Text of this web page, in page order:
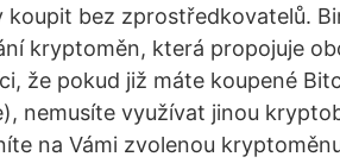
koupit bez zprostředkovatelů.
kryptoměn, která propojuje
že pokud již máte koupené
nemusíte využívat jinou
na Vámi zvolenou